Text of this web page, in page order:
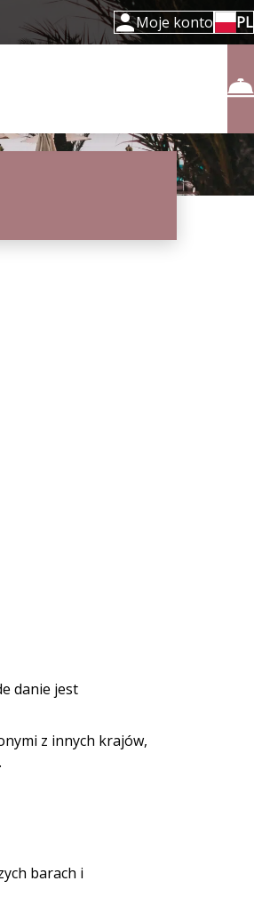
Moje konto PL
danie jest
z innych krajów,
barach i